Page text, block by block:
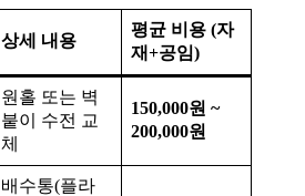
상세 내용
평균 비용 (자
재+공임)
원홀 또는 벽
붙이 수전 교
체
150,000원 ~
200,000원
배수통(플라